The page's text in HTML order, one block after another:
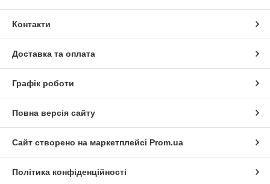
Контакти
Доставка та оплата
Графік роботи
Повна версія сайту
Сайт створено на маркетплейсі Prom.ua
Політика конфіденційності